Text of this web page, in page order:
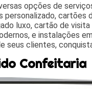
opções de
personalizado,
luxo, cartão de
e instalações
seus clientes,
Confeitaria